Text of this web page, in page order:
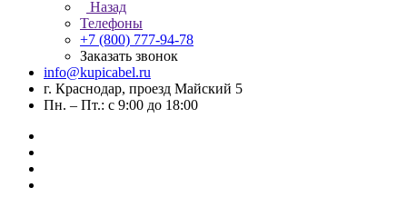
Назад
Телефоны
+7 (800) 777-94-78
Заказать звонок
info@kupicabel.ru
г. Краснодар, проезд Майский 5
Пн. – Пт.: с 9:00 до 18:00